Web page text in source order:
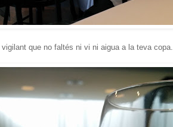
que no faltés ni vi ni aigua a la teva copa.